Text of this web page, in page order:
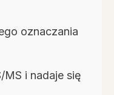
oznaczania
i nadaje się